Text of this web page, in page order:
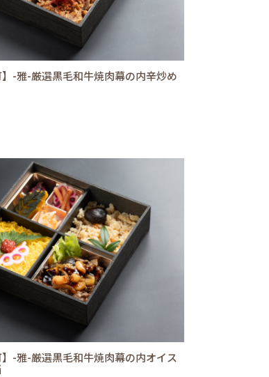
】-雅-厳選黒毛和牛焼肉幕の内辛炒め
】-雅-厳選黒毛和牛焼肉幕の内オイス